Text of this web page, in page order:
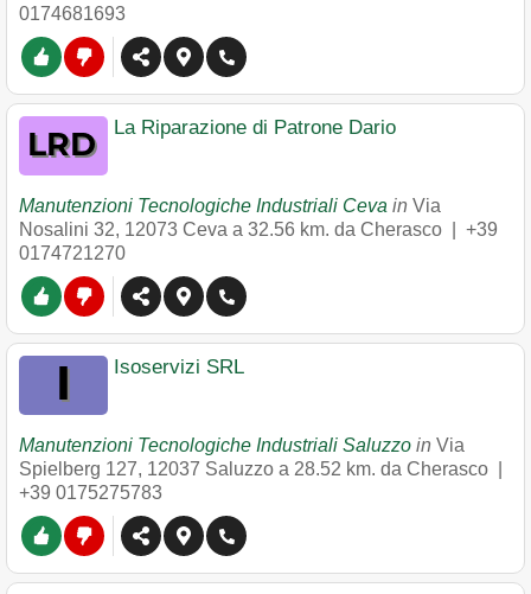
0174681693
La Riparazione di Patrone Dario
Manutenzioni Tecnologiche Industriali Ceva in Via
Nosalini 32, 12073 Ceva a 32.56 km. da Cherasco | +39
0174721270
Isoservizi SRL
Manutenzioni Tecnologiche Industriali Saluzzo in Via
Spielberg 127, 12037 Saluzzo a 28.52 km. da Cherasco |
+39 0175275783